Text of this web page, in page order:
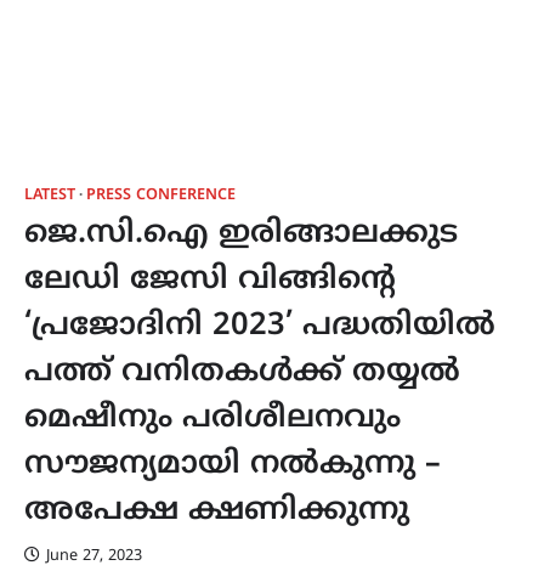
LATEST PRESS CONFERENCE
ജെ.സി.ഐ ഇരിങ്ങാലക്കുട
ലേഡി ജേസി വിങ്ങിന്‍റെ
‘പ്രജോദിനി 2023’ പദ്ധതിയിൽ
പത്ത് വനിതകൾക്ക് തയ്യൽ
മെഷീനും പരിശീലനവും
സൗജന്യമായി നൽകുന്നു –
അപേക്ഷ ക്ഷണിക്കുന്നു
June 27, 2023